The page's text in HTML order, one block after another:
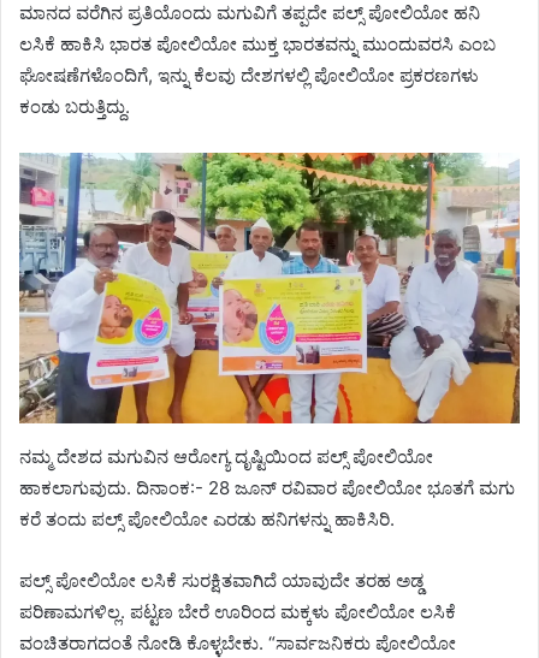
ಮಾನದ ವರೆಗಿನ ಪ್ರತಿಯೊಂದು ಮಗುವಿಗೆ ತಪ್ಪದೇ ಪಲ್ಸ್ ಪೋಲಿಯೋ ಹನಿ
ಲಸಿಕೆ ಹಾಕಿಸಿ ಭಾರತ ಪೋಲಿಯೋ ಮುಕ್ತ ಭಾರತವನ್ನು ಮುಂದುವರಸಿ ಎಂಬ
ಘೋಷಣೆಗಳೊಂದಿಗೆ, ಇನ್ನು ಕೆಲವು ದೇಶಗಳಲ್ಲಿ ಪೋಲಿಯೋ ಪ್ರಕರಣಗಳು
ಕಂಡು ಬರುತ್ತಿದ್ದು.
ನಮ್ಮ ದೇಶದ ಮಗುವಿನ ಆರೋಗ್ಯ ದೃಷ್ಟಿಯಿಂದ ಪಲ್ಸ್ ಪೋಲಿಯೋ
ಹಾಕಲಾಗುವುದು. ದಿನಾಂಕ:- 28 ಜೂನ್ ರವಿವಾರ ಪೋಲಿಯೋ ಭೂತಗೆ ಮಗು
ಕರೆ ತಂದು ಪಲ್ಸ್ ಪೋಲಿಯೋ ಎರಡು ಹನಿಗಳನ್ನು ಹಾಕಿಸಿರಿ.
ಪಲ್ಸ್ ಪೋಲಿಯೋ ಲಸಿಕೆ ಸುರಕ್ಷಿತವಾಗಿದೆ ಯಾವುದೇ ತರಹ ಅಡ್ಡ
ಪರಿಣಾಮಗಳಿಲ್ಲ. ಪಟ್ಟಣ ಬೇರೆ ಊರಿಂದ ಮಕ್ಕಳು ಪೋಲಿಯೋ ಲಸಿಕೆ
ವಂಚಿತರಾಗದಂತೆ ನೋಡಿ ಕೊಳ್ಳಬೇಕು. “ಸಾರ್ವಜನಿಕರು ಪೋಲಿಯೋ